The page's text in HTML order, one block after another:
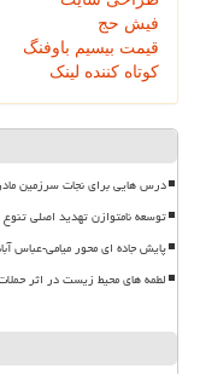
فیش حج
قیمت بیسیم باوفنگ
کوتاه کننده لینک
درس هایی برای نجات سرزمین
توسعه نامتوازن تهدید اصلی
پایش جاده ای محور میامی-عباس
لطمه های محیط زیست در اثر